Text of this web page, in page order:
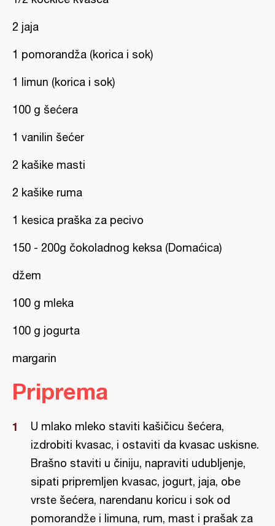
2 jaja
1 pomorandža (korica i sok)
1 limun (korica i sok)
100 g šećera
1 vanilin šećer
2 kašike masti
2 kašike ruma
1 kesica praška za pecivo
150 - 200g čokoladnog keksa (Domaćica)
džem
100 g mleka
100 g jogurta
margarin
Priprema
U mlako mleko staviti kašičicu šećera,
izdrobiti kvasac, i ostaviti da kvasac uskisne.
Brašno staviti u činiju, napraviti udubljenje,
sipati pripremljen kvasac, jogurt, jaja, obe
vrste šećera, narendanu koricu i sok od
pomorandže i limuna, rum, mast i prašak za